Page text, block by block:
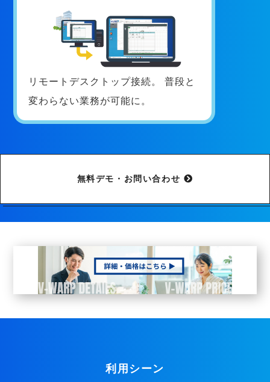
リモートデスクトップ接続。
普段と
変わらない業務が可能に。
無料デモ・お問い合わせ
利用シーン